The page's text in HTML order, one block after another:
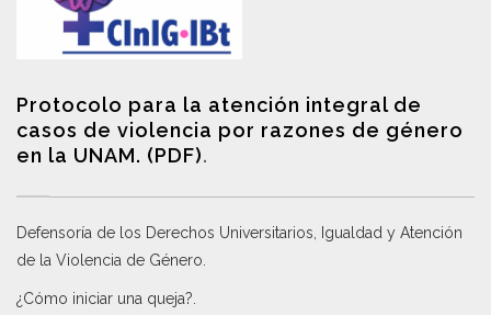
Protocolo para la atención integral de
casos de violencia por razones de género
en la UNAM. (PDF).
Defensoría de los Derechos Universitarios, Igualdad y Atención
de la Violencia de Género
¿Cómo iniciar una queja?